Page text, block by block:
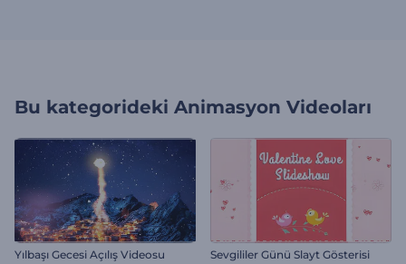
Bu kategorideki Animasyon Videoları
Yılbaşı Gecesi Açılış Videosu Sevgililer Günü Slayt Gösterisi